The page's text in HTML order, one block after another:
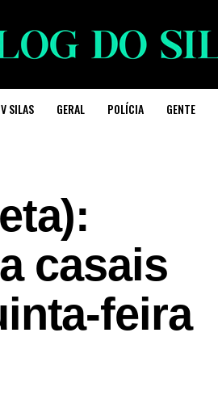
SILAS GERAL POLÍCIA GENTE
casais
feira